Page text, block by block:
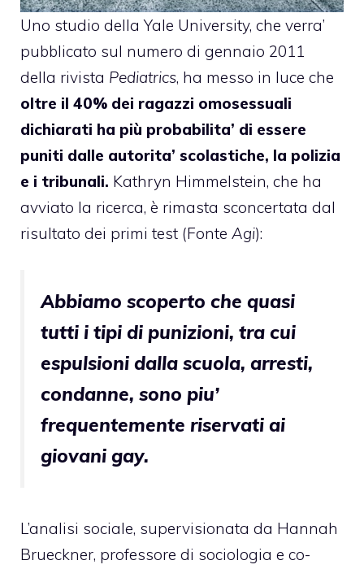
Uno studio della Yale University, che verra’
pubblicato sul numero di gennaio 2011
della rivista Pediatrics, ha messo in luce che
oltre il 40% dei ragazzi omosessuali
dichiarati ha più probabilita’ di essere
puniti dalle autorita’ scolastiche, la polizia
e i tribunali. Kathryn Himmelstein, che ha
avviato la ricerca, è rimasta sconcertata dal
risultato dei primi test (Fonte Agi):
Abbiamo scoperto che quasi
tutti i tipi di punizioni, tra cui
espulsioni dalla scuola, arresti,
condanne, sono piu’
frequentemente riservati ai
giovani gay.
L’analisi sociale, supervisionata da Hannah
Brueckner, professore di sociologia e co-